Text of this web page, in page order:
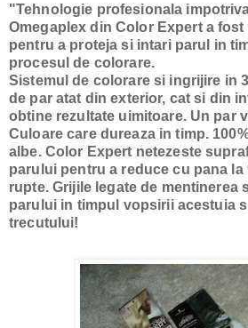
"Tehnologie profesionala
Omegaplex din Color Expert a
pentru a proteja si intari parul in
procesul de colorare.
Sistemul de colorare si ingrijire in
de par atat din exterior, cat si din
obtine rezultate uimitoare. Un par
Culoare care dureaza in timp.
albe. Color Expert netezeste
parului pentru a reduce cu pana la
rupte. Grijile legate de mentinerea
parului in timpul vopsirii acestuia
trecutului!